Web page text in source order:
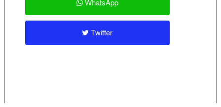
WhatsApp
Twitter